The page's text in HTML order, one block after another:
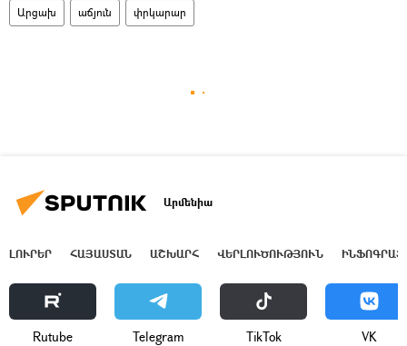
Արցախ աճյուն փրկարար
Արմենիա
ԼՈՒՐԵՐ ՀԱՅԱՍՏԱՆ ԱՇԽԱՐՀ ՎԵՐԼՈՒԾՈՒԹՅՈՒՆ
Rutube Telegram ТikТоk VK